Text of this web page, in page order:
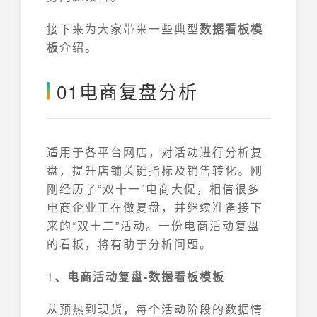
接下来为大家带来一些典型数据看板模
板介绍。
01电商复盘分析
适用于各平台网店，对活动进行分析复
盘，提升店铺关键指标及销售转化。刚
刚经历了“双十一”电商大促，相信很多
电商企业正在做复盘，并继续准备接下
来的“双十二”活动。一份电商活动复盘
的看板，将有助于分析问题。
1 、电商活动复盘-数据看板模板
从预热到现货，每个活动阶段的数据情